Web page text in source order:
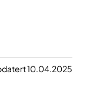
10.04.2025